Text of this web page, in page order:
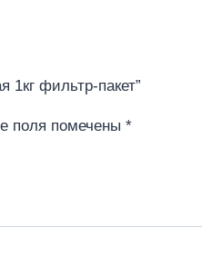
1кг фильтр-пакет”
поля помечены *